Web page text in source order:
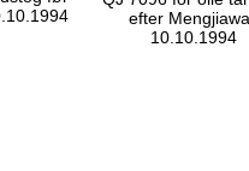
efter
10.10.1994